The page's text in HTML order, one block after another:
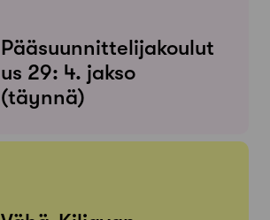
Pääsuunnittelijakoulut
us 29: 4. jakso
(täynnä)